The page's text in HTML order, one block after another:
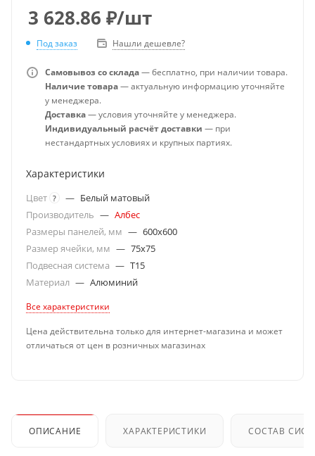
3 628.86 ₽/шт
Под заказ Нашли дешевле?
Самовывоз со склада— бесплатно, при наличии товара.
Наличие товара— актуальную информацию уточняйте
у менеджера.
Доставка— условия уточняйте у менеджера.
Индивидуальный расчёт доставки — при
нестандартных условиях и крупных партиях.
Характеристики
Цвет ? — Белый матовый
Производитель — Албес
Размеры панелей, мм — 600x600
Размер ячейки, мм — 75x75
Подвесная система — T15
Материал — Алюминий
Все характеристики
Цена действительна только для интернет-магазина и может
отличаться от цен в розничных магазинах
ОПИСАНИЕ ХАРАКТЕРИСТИКИ СОСТАВ